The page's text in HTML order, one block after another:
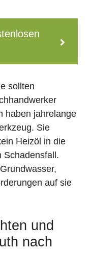
sollten
haben jahrelange
Sie
Heizöl in die
Schadensfall.
auf sie
und
nach